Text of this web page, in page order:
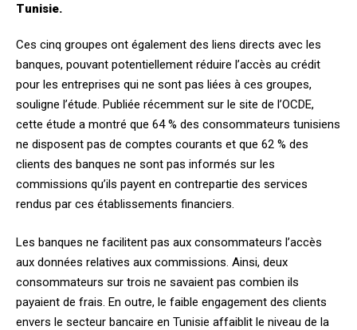
Tunisie.
Ces cinq groupes ont également des liens directs avec les
banques, pouvant potentiellement réduire l’accès au crédit
pour les entreprises qui ne sont pas liées à ces groupes,
souligne l’étude. Publiée récemment sur le site de l’OCDE,
cette étude a montré que 64 % des consommateurs tunisiens
ne disposent pas de comptes courants et que 62 % des
clients des banques ne sont pas informés sur les
commissions qu’ils payent en contrepartie des services
rendus par ces établissements financiers.
Les banques ne facilitent pas aux consommateurs l’accès
aux données relatives aux commissions. Ainsi, deux
consommateurs sur trois ne savaient pas combien ils
payaient de frais. En outre, le faible engagement des clients
envers le secteur bancaire en Tunisie affaiblit le niveau de la